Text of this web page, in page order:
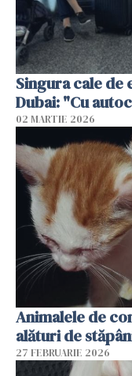
Singura cale de
Dubai: "Cu
02 MARTIE 2026
Animalele de
alături de
27 FEBRUARIE 2026